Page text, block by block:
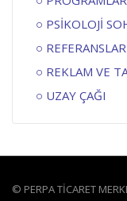
PSİKOLOJİ
REKLAM VE
UZAY ÇAĞI
© PERPA TİCARET